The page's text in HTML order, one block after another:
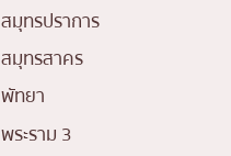
สมุทรปราการ
สมุทรสาคร
พัทยา
พระราม 3